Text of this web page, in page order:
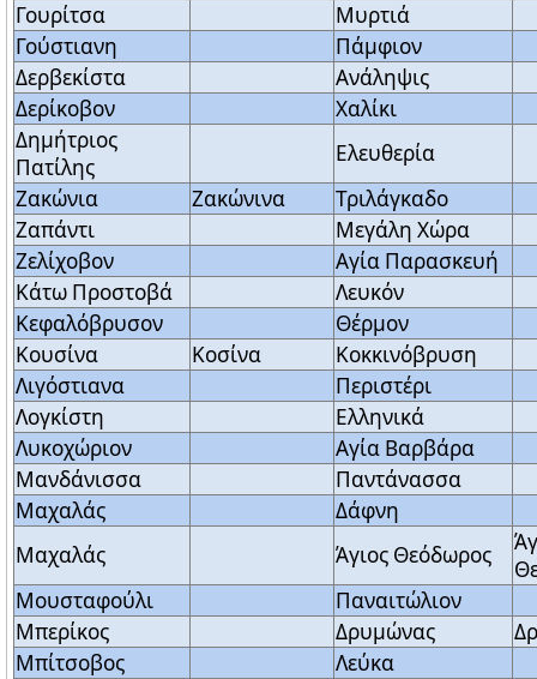
Γουρίτσα
Μυρτιά
Γούστιανη
Πάμφιον
Δερβεκίστα
Ανάληψις
Δερίκοβον
Χαλίκι
Δημήτριος
Πατίλης
Ελευθερία
Ζακώνια
Ζακώνινα
Τριλάγκαδο
Ζαπάντι
Μεγάλη Χώρα
Ζελίχοβον
Αγία Παρασκευή
Κάτω Προστοβά
Λευκόν
Κεφαλόβρυσον
Θέρμον
Κουσίνα
Κοσίνα
Κοκκινόβρυση
Λιγόστιανα
Περιστέρι
Λογκίστη
Ελληνικά
Λυκοχώριον
Αγία Βαρβάρα
Μανδάνισσα
Παντάνασσα
Μαχαλάς
Δάφνη
Μαχαλάς
Άγιος Θεόδωρος
Μουσταφούλι
Παναιτώλιον
Μπερίκος
Δρυμώνας
Μπίτσοβος
Λεύκα